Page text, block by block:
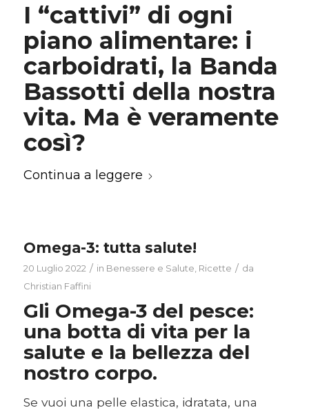
I “cattivi” di ogni
piano alimentare: i
carboidrati, la Banda
Bassotti della nostra
vita. Ma è veramente
così?
Continua a leggere
Omega-3: tutta salute!
20 Luglio 2022 / in Benessere e Salute Ricette / da
Christian Faffini
Gli Omega-3 del pesce:
una botta di vita per la
salute e la bellezza del
nostro corpo.
Se vuoi una pelle elastica, idratata, una